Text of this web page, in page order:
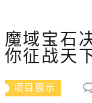
魔域宝石
你征战天
项目展示